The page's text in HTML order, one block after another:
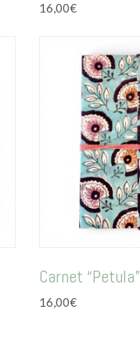
16,00€
Carnet “Petula”
16,00€